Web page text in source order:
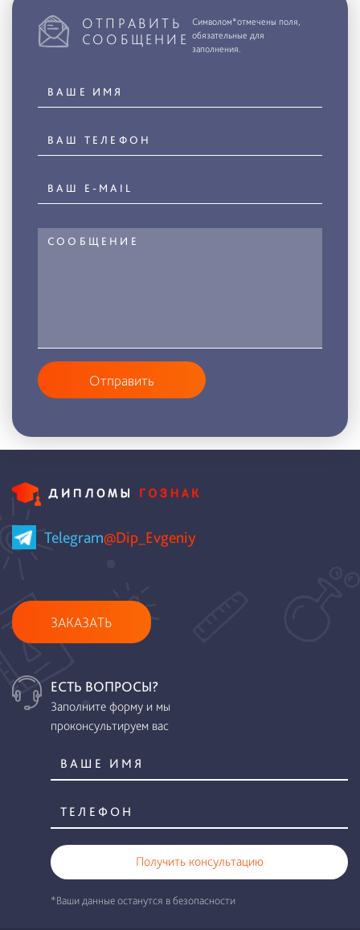
ОТПРАВИТЬ
СООБЩЕНИЕ
Символом*отмечены поля,
обязательные для
заполнения.
Отправить
Telegram@Dip_Evgeniy
ЗАКАЗАТЬ
ЕСТЬ ВОПРОСЫ?
Заполните форму и мы
проконсультируем вас
Получить консультацию
*Ваши данные останутся в безопасности